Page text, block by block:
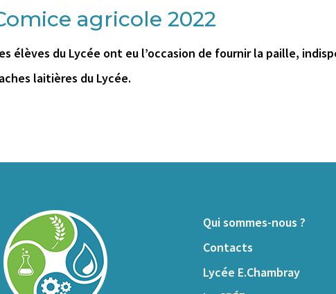
agricole 2022
élèves du Lycée ont eu l’occasion de fournir la paille,
laitières du Lycée.
Qui sommes-nous ?
Contacts
Lycée E.Chambray